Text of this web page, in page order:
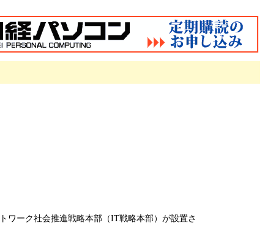
ーク社会推進戦略本部（IT戦略本部）が設置さ